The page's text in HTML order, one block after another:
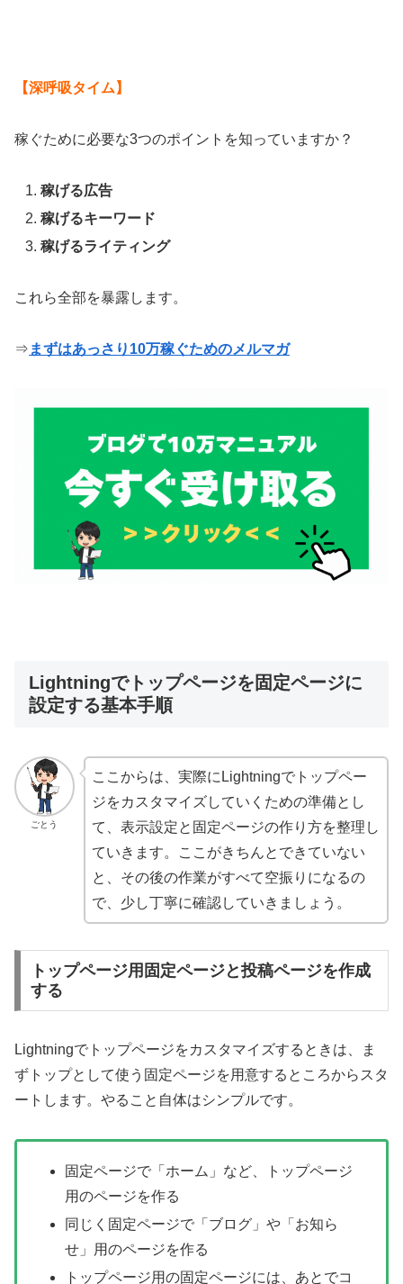
【深呼吸タイム】
稼ぐために必要な3つのポイントを知っていますか？
稼げる広告
稼げるキーワード
稼げるライティング
これら全部を暴露します。
⇒ まずはあっさり10万稼ぐためのメルマガ
Lightningでトップページを固定ページに
設定する基本手順
ごとう
ここからは、実際にLightningでトップペー
ジをカスタマイズしていくための準備とし
て、表示設定と固定ページの作り方を整理し
ていきます。ここがきちんとできていない
と、その後の作業がすべて空振りになるの
で、少し丁寧に確認していきましょう。
トップページ用固定ページと投稿ページを作成
する
Lightningでトップページをカスタマイズするときは、ま
ずトップとして使う固定ページを用意するところからスタ
ートします。やること自体はシンプルです。
固定ページで「ホーム」など、トップページ
用のページを作る
同じく固定ページで「ブログ」や「お知ら
せ」用のページを作る
トップページ用の固定ページには、あとでコ